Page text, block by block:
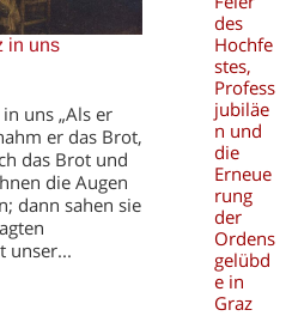
in uns
uns „Als er
er das Brot,
das Brot und
die Augen
dann sahen sie
unser...
des
Hochfe
stes,
Profess
jubiläe
n und
die
Erneue
rung
der
Ordens
gelübd
e in
Graz